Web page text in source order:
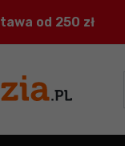
od 250 zł